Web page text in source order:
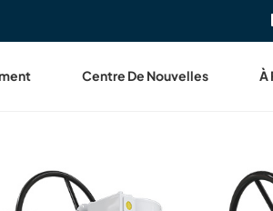
Centre De Nouvelles À